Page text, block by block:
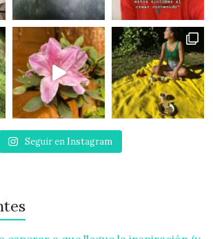
Seguir en Instagram